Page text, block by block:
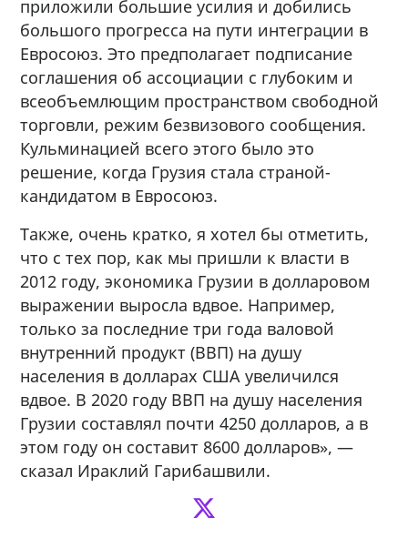
приложили большие усилия и добились
большого прогресса на пути интеграции в
Евросоюз. Это предполагает подписание
соглашения об ассоциации с глубоким и
всеобъемлющим пространством свободной
торговли, режим безвизового сообщения.
Кульминацией всего этого было это
решение, когда Грузия стала страной-
кандидатом в Евросоюз.
Также, очень кратко, я хотел бы отметить,
что с тех пор, как мы пришли к власти в
2012 году, экономика Грузии в долларовом
выражении выросла вдвое. Например,
только за последние три года валовой
внутренний продукт (ВВП) на душу
населения в долларах США увеличился
вдвое. В 2020 году ВВП на душу населения
Грузии составлял почти 4250 долларов, а в
этом году он составит 8600 долларов», —
сказал Ираклий Гарибашвили.